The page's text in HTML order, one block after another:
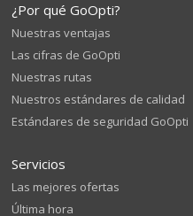
¿Por qué GoOpti?
Nuestras ventajas
Las cifras de GoOpti
Nuestras rutas
Nuestros estándares de calidad
Estándares de seguridad GoOpti
Servicios
Las mejores ofertas
Última hora